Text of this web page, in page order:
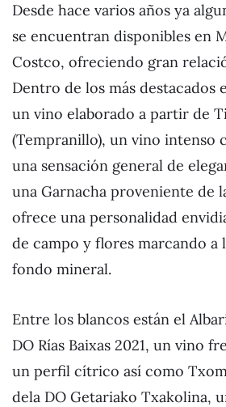
Desde hace varios años ya
se encuentran disponibles en
Costco, ofreciendo gran
Dentro de los más destacados
un vino elaborado a partir de
(Tempranillo), un vino intenso
una sensación general de
una Garnacha proveniente de
ofrece una personalidad
de campo y flores marcando a
fondo mineral.
Entre los blancos están el
DO Rías Baixas 2021, un vino
un perfil cítrico así como
dela DO Getariako Txakolina,